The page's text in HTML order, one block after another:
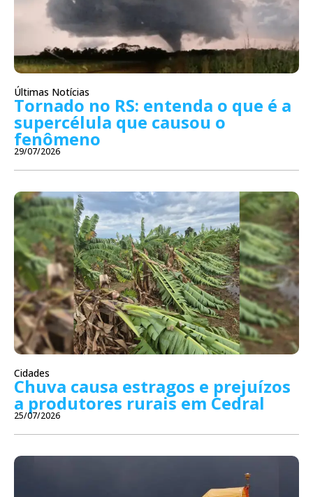
Últimas Notícias
Tornado no RS: entenda o que é a
supercélula que causou o
fenômeno
29/07/2026
Cidades
Chuva causa estragos e prejuízos
a produtores rurais em Cedral
25/07/2026